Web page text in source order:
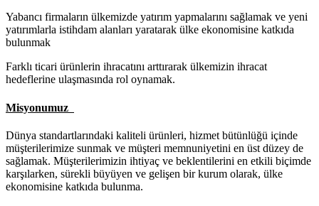
Yabancı firmaların ülkemizde yatırım yapmalarını sağlamak ve yeni
yatırımlarla istihdam alanları yaratarak ülke ekonomisine katkıda
bulunmak
Farklı ticari ürünlerin ihracatını arttırarak ülkemizin ihracat
hedeflerine ulaşmasında rol oynamak.
Misyonumuz
Dünya standartlarındaki kaliteli ürünleri, hizmet bütünlüğü içinde
müşterilerimize sunmak ve müşteri memnuniyetini en üst düzey de
sağlamak. Müşterilerimizin ihtiyaç ve beklentilerini en etkili biçimde
karşılarken, sürekli büyüyen ve gelişen bir kurum olarak, ülke
ekonomisine katkıda bulunma.